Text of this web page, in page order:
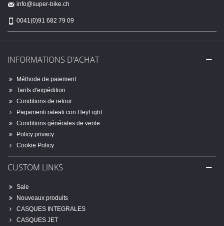
info@super-bike.ch
0041(0)91 682 79 09
INFORMATIONS D'ACHAT
Méthode de paiement
Tarifs d'expédition
Conditions de retour
Pagamenti rateali con HeyLight
Conditions générales de vente
Policy privacy
Cookie Policy
CUSTOM LINKS
Sale
Nouveaux produits
CASQUES INTEGRALES
CASQUES JET